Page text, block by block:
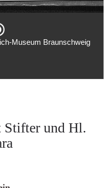
Museum Braunschweig
Stifter und Hl.